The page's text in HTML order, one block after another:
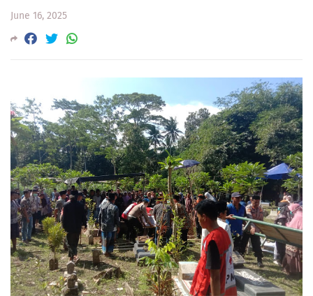
June 16, 2025